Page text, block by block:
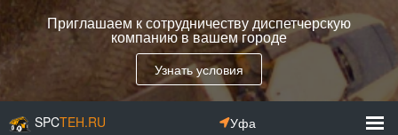
Приглашаем к сотрудничеству диспетчерскую
компанию в вашем городе
Узнать условия
SPCTEH.RU Уфа